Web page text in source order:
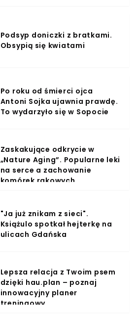
Podsyp doniczki z bratkami.
Obsypią się kwiatami
Po roku od śmierci ojca
Antoni Sojka ujawnia prawdę.
To wydarzyło się w Sopocie
Zaskakujące odkrycie w
„Nature Aging”. Popularne leki
na serce a zachowanie
komórek rakowych
"Ja już znikam z sieci".
Książulo spotkał hejterkę na
ulicach Gdańska
Lepsza relacja z Twoim psem
dzięki hau.plan – poznaj
innowacyjny planer
treningowy